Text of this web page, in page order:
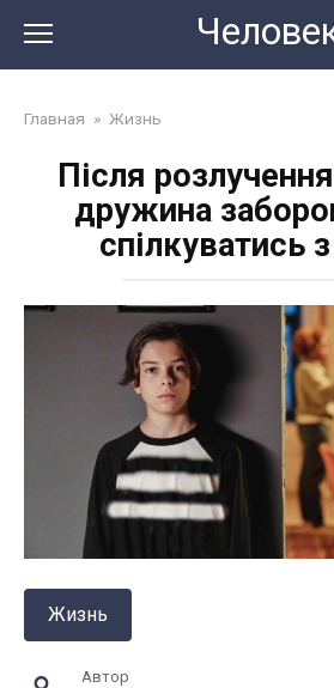
змісту
Главная » Жизнь
Після
дружина
спілкуватись
Жизнь
Автор